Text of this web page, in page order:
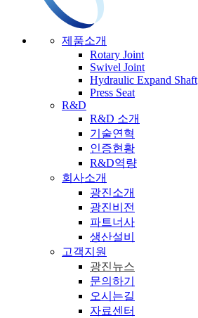
제품소개
Rotary Joint
Swivel Joint
Hydraulic Expand Shaft
Press Seat
R&D
R&D 소개
기술연혁
인증현황
R&D역량
회사소개
광진소개
광진비전
파트너사
생산설비
고객지원
광진뉴스
문의하기
오시는길
자료센터